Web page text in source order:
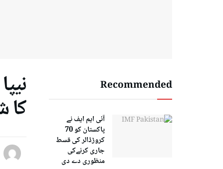
کا
Recommended
آئی ایم ایف نے
پاکستان کو 70
کروڑڈالر کی قسط
جاری کرنےکی
منظوری دے دی